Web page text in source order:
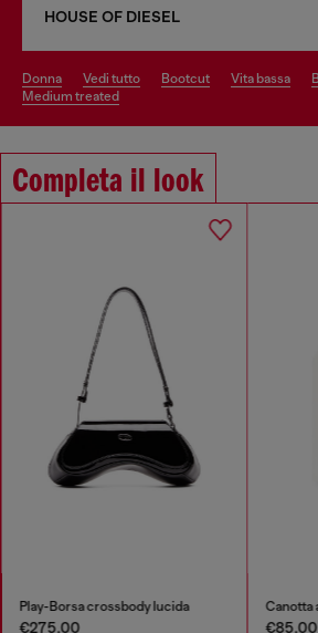
HOUSE OF DIESEL
donna vedi tutto bootcut vita bassa
medium treated
Completa il look
Play-Borsa crossbody lucida
€275.00 €85.00